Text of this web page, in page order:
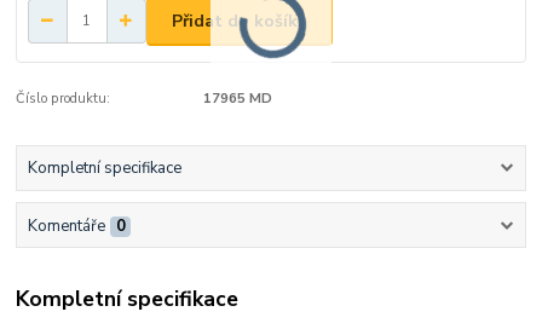
Přidat do košíku
Číslo produktu: 17965 MD
Kompletní specifikace
Komentáře 0
Kompletní specifikace